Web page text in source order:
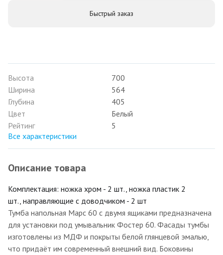
Быстрый заказ
Высота
700
Ширина
564
Глубина
405
Цвет
Белый
Рейтинг
5
Все характеристики
Описание товара
Комплектация: ножка хром - 2 шт., ножка пластик 2
шт., направляющие с доводчиком - 2 шт
Тумба напольная Марс 60 с двумя ящиками предназначена
для установки под умывальник Фостер 60. Фасады тумбы
изготовлены из МДФ и покрыты белой глянцевой эмалью,
что придаёт им современный внешний вид. Боковины